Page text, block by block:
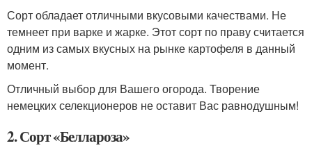
Сорт обладает отличными вкусовыми качествами. Не
темнеет при варке и жарке. Этот сорт по праву считается
одним из самых вкусных на рынке картофеля в данный
момент.
Отличный выбор для Вашего огорода. Творение
немецких селекционеров не оставит Вас равнодушным!
2. Сорт «Беллароза»